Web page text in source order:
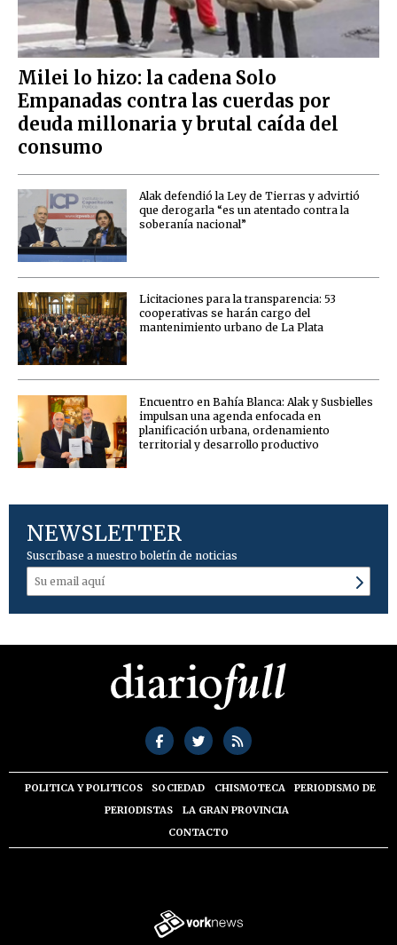
Milei lo hizo: la cadena Solo
Empanadas contra las cuerdas por
deuda millonaria y brutal caída del
consumo
Alak defendió la Ley de Tierras y advirtió
que derogarla “es un atentado contra la
soberanía nacional”
Licitaciones para la transparencia: 53
cooperativas se harán cargo del
mantenimiento urbano de La Plata
Encuentro en Bahía Blanca: Alak y Susbielles
impulsan una agenda enfocada en
planificación urbana, ordenamiento
territorial y desarrollo productivo
NEWSLETTER
Suscríbase a nuestro boletín de noticias
POLITICA Y POLITICOS SOCIEDAD CHISMOTECA
PERIODISMO DE
PERIODISTAS
LA GRAN PROVINCIA
CONTACTO